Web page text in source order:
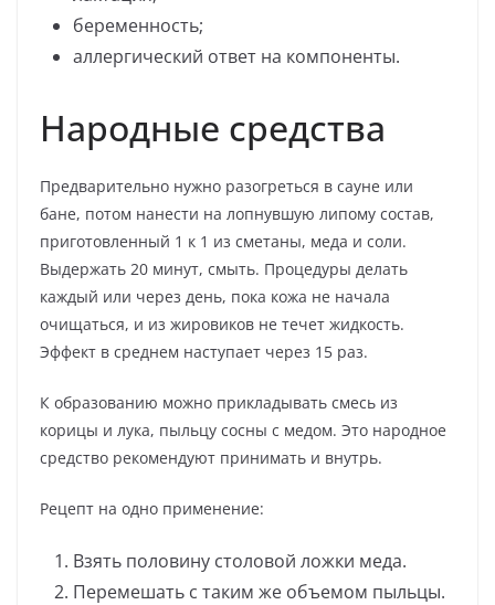
беременность;
аллергический ответ на компоненты.
Народные средства
Предварительно нужно разогреться в сауне или
бане, потом нанести на лопнувшую липому состав,
приготовленный 1 к 1 из сметаны, меда и соли.
Выдержать 20 минут, смыть. Процедуры делать
каждый или через день, пока кожа не начала
очищаться, и из жировиков не течет жидкость.
Эффект в среднем наступает через 15 раз.
К образованию можно прикладывать смесь из
корицы и лука, пыльцу сосны с медом. Это народное
средство рекомендуют принимать и внутрь.
Рецепт на одно применение:
Взять половину столовой ложки меда.
Перемешать с таким же объемом пыльцы.